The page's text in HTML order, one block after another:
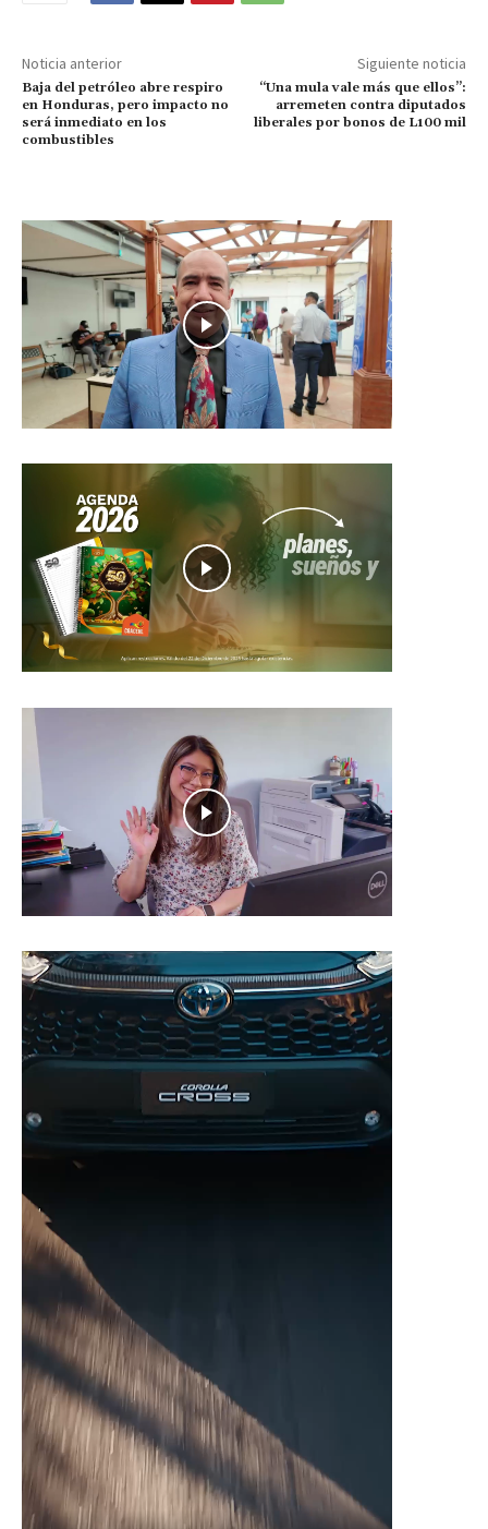
Noticia anterior
Baja del petróleo abre respiro
en Honduras, pero impacto no
será inmediato en los
combustibles
Siguiente noticia
“Una mula vale más que ellos”:
arremeten contra diputados
liberales por bonos de L100 mil